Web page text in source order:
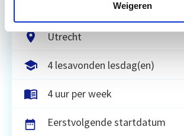
Weigeren
Utrecht
4 lesavonden lesdag(en)
4 uur per week
Eerstvolgende startdatum